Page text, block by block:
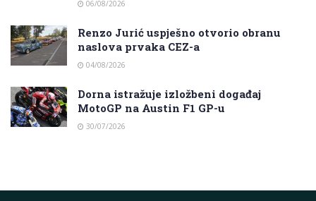
06/08/2026
Renzo Jurić uspješno otvorio obranu
naslova prvaka CEZ-a
04/08/2026
Dorna istražuje izložbeni događaj
MotoGP na Austin F1 GP-u
30/07/2026